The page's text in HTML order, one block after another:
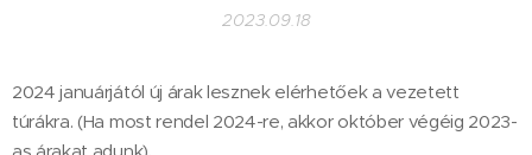
2023.09.18
2024 januárjától új árak lesznek elérhetőek a vezetett
túrákra. (Ha most rendel 2024-re, akkor október végéig 2023-